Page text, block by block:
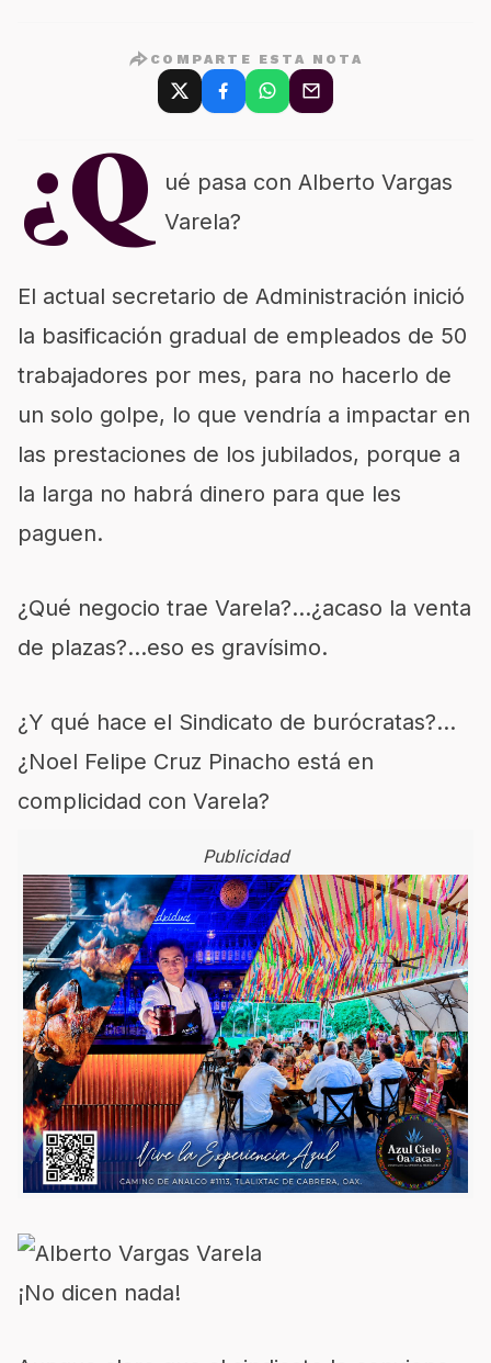
COMPARTE ESTA NOTA
¿Q
ué pasa con Alberto Vargas
Varela?
El actual secretario de Administración inició
la basificación gradual de empleados de 50
trabajadores por mes, para no hacerlo de
un solo golpe, lo que vendría a impactar en
las prestaciones de los jubilados, porque a
la larga no habrá dinero para que les
paguen.
¿Qué negocio trae Varela?…¿acaso la venta
de plazas?…eso es gravísimo.
¿Y qué hace el Sindicato de burócratas?…
¿Noel Felipe Cruz Pinacho está en
complicidad con Varela?
Publicidad
¡No dicen nada!